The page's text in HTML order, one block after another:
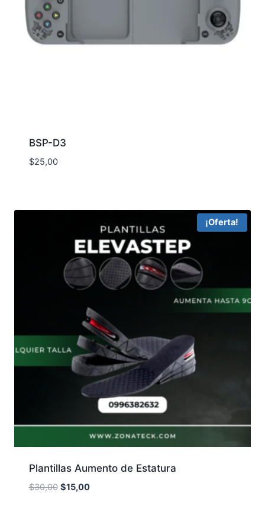
BSP-D3
$25,00
¡Oferta!
Plantillas Aumento de Estatura
$30,00 El
$15,00El